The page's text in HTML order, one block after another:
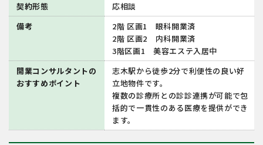
契約形態
応相談
備考
2階 区画1 眼科開業済
2階 区画2 内科開業済
3階区画1 美容エステ入居中
開業コンサルタントの
おすすめポイント
志木駅から徒歩2分で利便性の良い好
立地物件です。
複数の診療所との診診連携が可能で包
括的で一貫性のある医療を提供ができ
ます。